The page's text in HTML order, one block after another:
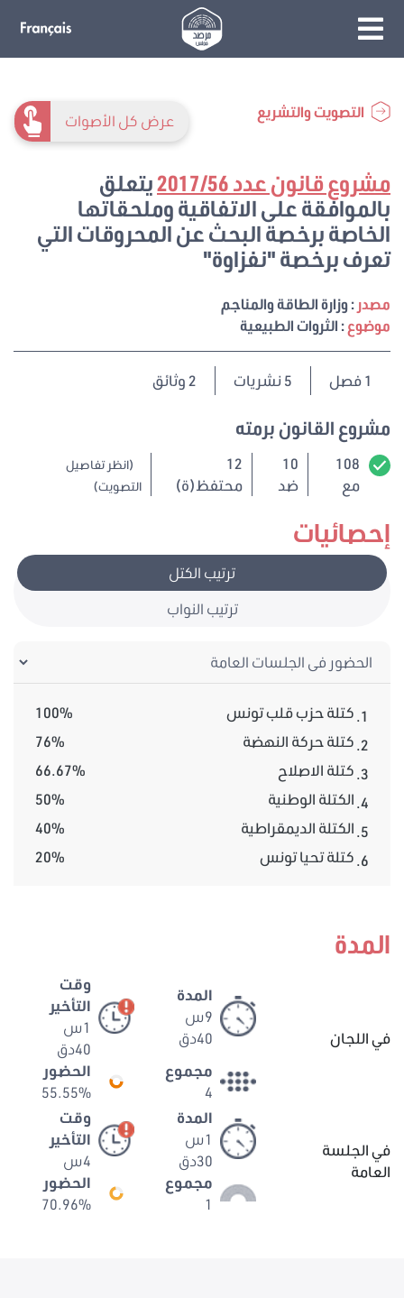
التصويت والتشريع عرض كل الأصوات
إحصائيات
ترتيب الكتل
ترتيب النواب
1. كتلة حزب قلب تونس
100%
2. كتلة حركة النهضة
76%
3. كتلة الاصلاح
66.67%
4. الكتلة الوطنية
50%
5. الكتلة الديمقراطية
40%
6. كتلة تحيا تونس 20%
مشروع قانون عدد 2017/56
يتعلق
بالموافقة على الاتفاقية وملحقاتها
الخاصة برخصة البحث عن المحروقات التي
تعرف برخصة "نفزاوة"
مصدر : وزارة الطاقة والمناجم
موضوع: الثروات الطبيعية
1فصل 5 نشريات 2 وثائق
مشروع القانون برمته
108
مع
10
ضد
12
محتفظ(ة)
(انظر تفاصيل
التصويت)
المدة
في اللجان
المدة
9س
40دق
وقت
التأخير
1س
40دق
مجموع
4
الحضور
55.55%
في الجلسة
العامة
المدة
1س
30دق
وقت
التأخير
4س
مجموع
1
الحضور
70.96%